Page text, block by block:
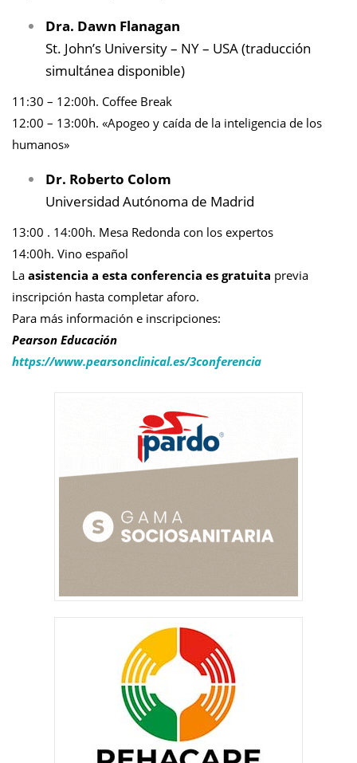
Dra. Dawn Flanagan
St. John’s University – NY – USA (traducción
simultánea disponible)
11:30 – 12:00h. Coffee Break
12:00 – 13:00h. «Apogeo y caída de la inteligencia de los
humanos»
Dr. Roberto Colom
Universidad Autónoma de Madrid
13:00 . 14:00h. Mesa Redonda con los expertos
14:00h. Vino español
La asistencia a esta conferencia es gratuita previa
inscripción hasta completar aforo.
Para más información e inscripciones:
Pearson Educación
https://www.pearsonclinical.es/3conferencia